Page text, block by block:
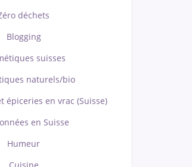
déchets
Blogging
suisses
naturels/bio
épiceries en vrac (Suisse)
en Suisse
Humeur
Cuisine